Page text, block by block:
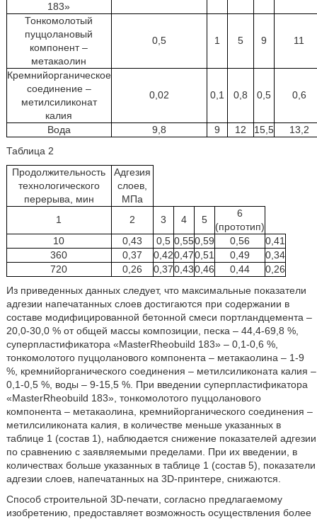
183»
Тонкомолотый
пуццолановый
компонент –
метакаолин
0,5 1 5 9 11
Кремнийорганическое
соединение –
метилсиликонат
калия
0,02 0,1 0,8 0,5 0,6
Вода 9,8 9 12 15,5
13,2
Таблица 2
Продолжительность
технологического
перерыва, мин
Адгезия
слоев,
МПа
1
2 3 4 5
6
(прототип)
10
0,43 0,5 0,550,59 0,56
0,41
360
0,37 0,420,470,51 0,49
0,34
720
0,26 0,370,430,46 0,44
0,26
Из приведенных данных следует, что максимальные показатели
адгезии напечатанных слоев достигаются при содержании в
составе модифицированной бетонной смеси портландцемента –
20,0-30,0 % от общей массы композиции, песка – 44,4-69,8 %,
суперпластификатора «MasterRheobuild 183» – 0,1-0,6 %,
тонкомолотого пуццоланового компонента – метакаолина – 1-9
%, кремнийорганического соединения – метилсиликоната калия –
0,1-0,5 %, воды – 9-15,5 %. При введении суперпластификатора
«MasterRheobuild 183», тонкомолотого пуццоланового
компонента – метакаолина, кремнийорганического соединения –
метилсиликоната калия, в количестве меньше указанных в
таблице 1 (состав 1), наблюдается снижение показателей адгезии
по сравнению с заявляемыми пределами. При их введении, в
количествах больше указанных в таблице 1 (состав 5), показатели
адгезии слоев, напечатанных на 3D-принтере, снижаются.
Способ строительной 3D-печати, согласно предлагаемому
изобретению, предоставляет возможность осуществления более